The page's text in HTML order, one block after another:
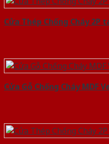
Cửa Thép Chống Cháy 2P
Cửa Gỗ Chống Cháy MDF